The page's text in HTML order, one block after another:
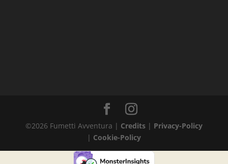
©2026 Fumetti Avventura | Credits| Privacy-Policy
| Cookie-Policy